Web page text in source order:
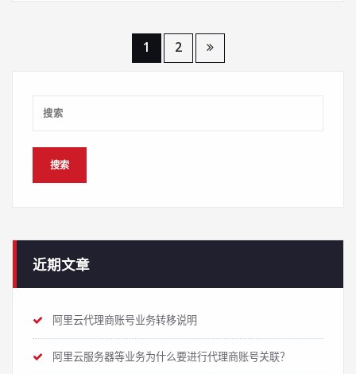
1 2
近期文章
阿里云代理商账号业务转移说明
阿里云服务器等业务为什么要进行代理商账号关联？